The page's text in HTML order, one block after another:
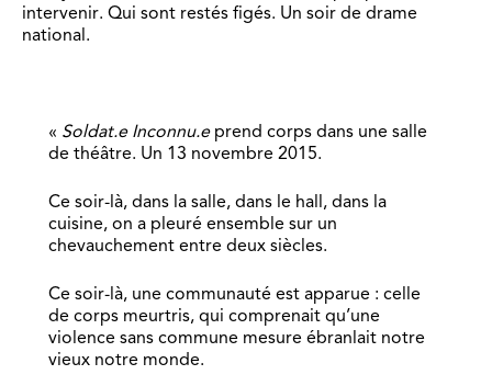
intervenir. Qui sont restés figés. Un soir de drame
national.
« Soldat.e Inconnu.e prend corps dans une salle
de théâtre. Un 13 novembre 2015.
Ce soir-là, dans la salle, dans le hall, dans la
cuisine, on a pleuré ensemble sur un
chevauchement entre deux siècles.
Ce soir-là, une communauté est apparue : celle
de corps meurtris, qui comprenait qu’une
violence sans commune mesure ébranlait notre
vieux notre monde.